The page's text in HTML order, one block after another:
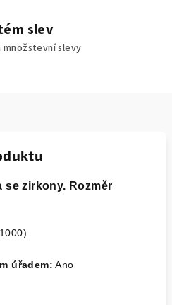
slev
množstevní slevy
zirkony. Rozměr
úřadem: Ano